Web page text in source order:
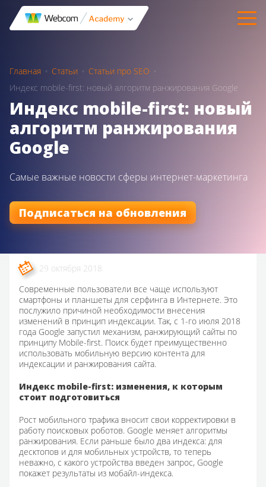
Главная Статьи
Статьи про SEO
Индекс mobile-first: новый алгоритм ранжирования Google
Индекс mobile-first: новый
алгоритм ранжирования
Google
Самые важные новости сферы интернет-маркетинга
Подписаться на обновления
29 октября 2018
Современные пользователи все чаще используют
смартфоны и планшеты для серфинга в Интернете. Это
послужило причиной необходимости внесения
изменений в принцип индексации. Так, с 1-го июля 2018
года Google запустил механизм, ранжирующий сайты по
принципу Mobile-first. Поиск будет преимущественно
использовать мобильную версию контента для
индексации и ранжирования сайта.
Индекс mobile-first: изменения, к которым
стоит подготовиться
Рост мобильного трафика вносит свои корректировки в
работу поисковых роботов. Google меняет алгоритмы
ранжирования. Если раньше было два индекса: для
десктопов и для мобильных устройств, то теперь
неважно, с какого устройства введен запрос, Google
покажет результаты из мобайл-индекса.